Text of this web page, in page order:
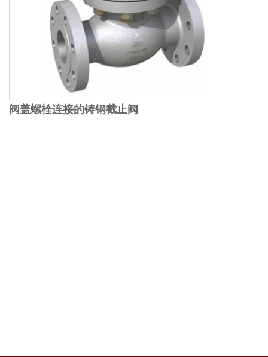
阀盖螺栓连接的铸钢截止阀